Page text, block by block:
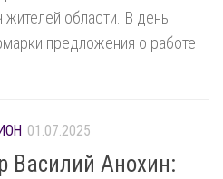
жителей области. В день
предложения о работе
01.07.2025
Василий Анохин: